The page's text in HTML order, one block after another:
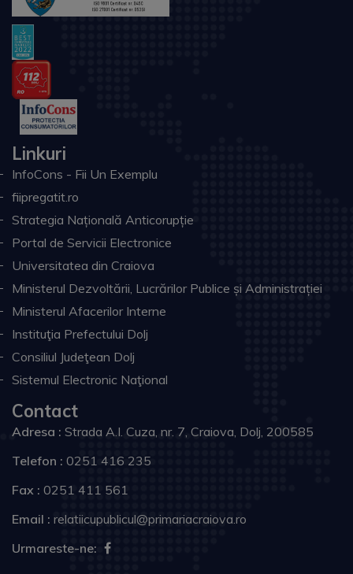
Linkuri
InfoCons - Fii Un Exemplu
fiipregatit.ro
Strategia Națională Anticorupție
Portal de Servicii Electronice
Universitatea din Craiova
Ministerul Dezvoltării, Lucrărilor Publice și Administrației
Ministerul Afacerilor Interne
Instituţia Prefectului Dolj
Consiliul Judeţean Dolj
Sistemul Electronic Naţional
Contact
Adresa : Strada A.I. Cuza, nr. 7, Craiova, Dolj, 200585
Telefon : 0251 416 235
Fax : 0251 411 561
Email : relatiicupublicul@primariacraiova.ro
Urmareste-ne: